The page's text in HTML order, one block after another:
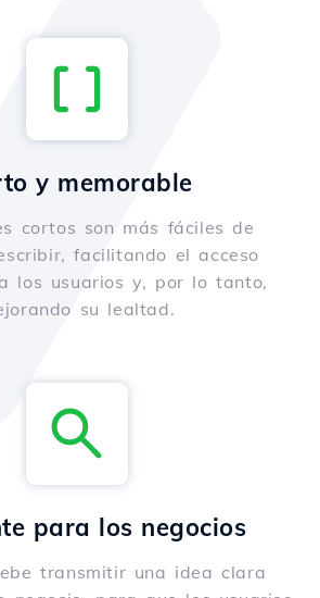
y memorable
cortos son más fáciles de
facilitando el acceso
los usuarios y, por lo tanto,
su lealtad.
para los negocios
transmitir una idea clara